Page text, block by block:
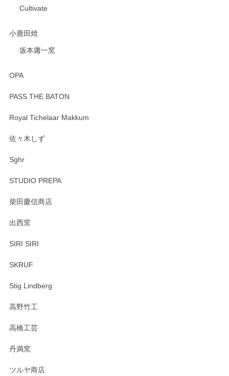
Cultivate
小鹿田焼
坂本庸一窯
OPA
PASS THE BATON
Royal Tichelaar Makkum
佐々木しず
Sghr
STUDIO PREPA
柴田慶信商店
出西窯
SIRI SIRI
SKRUF
Stig Lindberg
高野竹工
高橋工芸
丹満窯
ツルヤ商店